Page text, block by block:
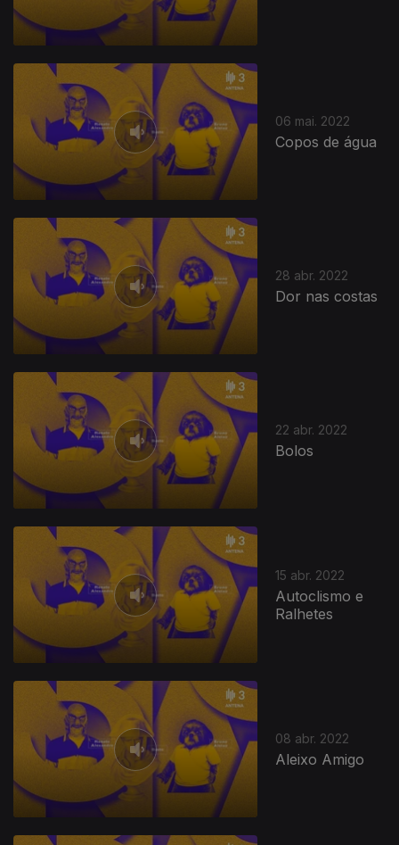
06 mai. 2022
Copos de água
28 abr. 2022
Dor nas costas
22 abr. 2022
Bolos
15 abr. 2022
Autoclismo e
Ralhetes
08 abr. 2022
Aleixo Amigo